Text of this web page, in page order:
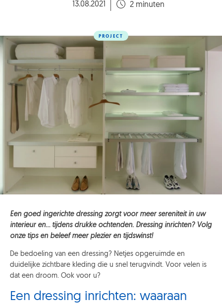
13.08.2021 2 minuten
PROJECT
Een goed ingerichte dressing zorgt voor meer sereniteit in uw
interieur en… tijdens drukke ochtenden. Dressing inrichten? Volg
onze tips en beleef meer plezier en tijdswinst!
De bedoeling van een dressing? Netjes opgeruimde en
duidelijke zichtbare kleding die u snel terugvindt. Voor velen is
dat een droom. Ook voor u?
Een dressing inrichten: waaraan